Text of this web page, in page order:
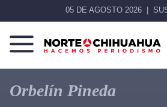
05 DE AGOSTO 2026
Norte
De
Chihuahua
Más
que
noticias,
Orbelín Pineda